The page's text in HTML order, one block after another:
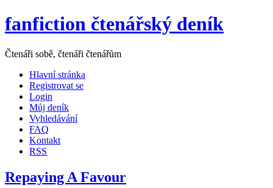
fanfiction čtenářský deník
Čtenáři sobě, čtenáři čtenářům
Hlavní stránka
Registrovat se
Login
Můj deník
Vyhledávání
FAQ
Kontakt
RSS
Repaying A Favour